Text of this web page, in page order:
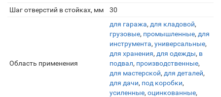
Шаг отверстий в стойках, мм
30
Область применения
для гаража, для кладовой,
грузовые, промышленные, для
инструмента, универсальные,
для хранения, для одежды, в
подвал, производственные,
для мастерской, для деталей,
для дачи, под коробки,
усиленные, оцинкованные,